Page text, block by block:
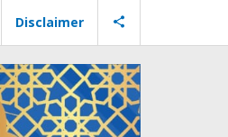
Disclaimer